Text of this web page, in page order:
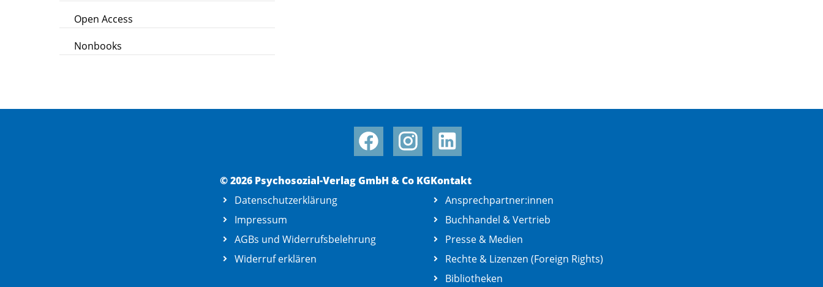
Open Access
Nonbooks
© 2026 Psychosozial-Verlag GmbH & Co KG
Datenschutzerklärung
Impressum
AGBs und Widerrufsbelehrung
Widerruf erklären
Kontakt
Ansprechpartner:innen
Buchhandel & Vertrieb
Presse & Medien
Rechte & Lizenzen (Foreign Rights)
Bibliotheken